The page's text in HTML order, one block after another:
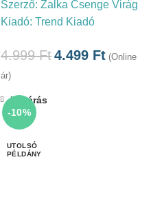
Szerző: Zalka Csenge Virág
Kiadó: Trend Kiadó
4.999Ft4.499 Ft (Online
ár)
-10%
Bezárás